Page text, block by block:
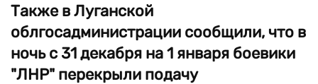
Также в Луганской
облгосадминистрации сообщили, что в
ночь с 31 декабря на 1 января боевики
"ЛНР" перекрыли подачу